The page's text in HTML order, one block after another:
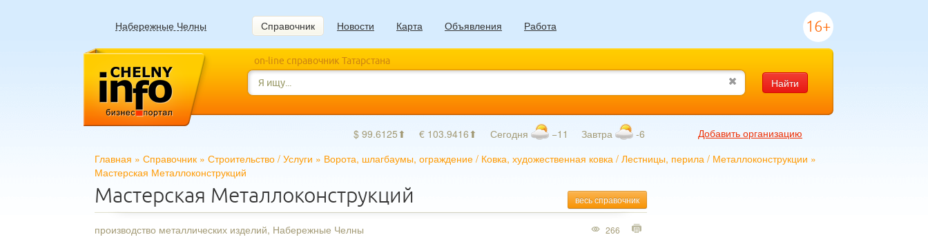
Набережные Челны Справочник Новости Карта Объявления Работа 16+
on-line справочник Татарстана
Найти
$ 99.6125⬆ € 103.9416⬆ Сегодня −11 Завтра -6
Добавить организацию
Главная » Справочник » Строительство / Услуги » Ворота, шлагбаумы, ограждение / Ковка, художественная ковка / Лестницы, перила / Металлоконструкции »
Мастерская Металлоконструкций
весь справочник
Мастерская Металлоконструкций
производство металлических изделий, Набережные Челны
266